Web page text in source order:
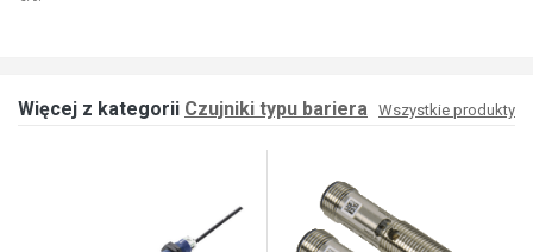
Więcej z kategorii Czujniki typu bariera Wszystkie produkty